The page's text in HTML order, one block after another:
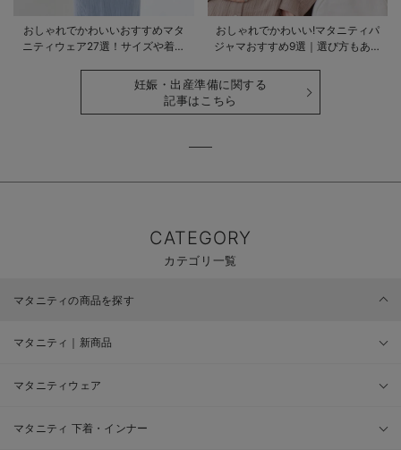
おしゃれでかわいいおすすめマタ
ニティウェア27選！サイズや着る
おしゃれでかわいい!マタニティパ
ジャマおすすめ9選｜選び方もあわ
妊娠・出産準備に関する
記事はこちら
CATEGORY
カテゴリ一覧
マタニティの商品を探す
マタニティ｜新商品
マタニティウェア
マタニティ 下着・インナー